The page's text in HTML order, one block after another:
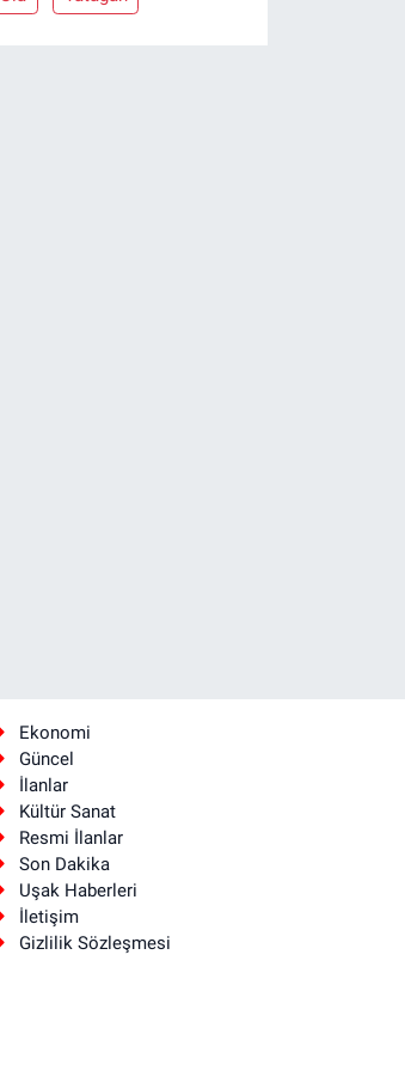
Ekonomi
Güncel
İlanlar
Kültür Sanat
Resmi İlanlar
Son Dakika
Uşak Haberleri
İletişim
Gizlilik Sözleşmesi